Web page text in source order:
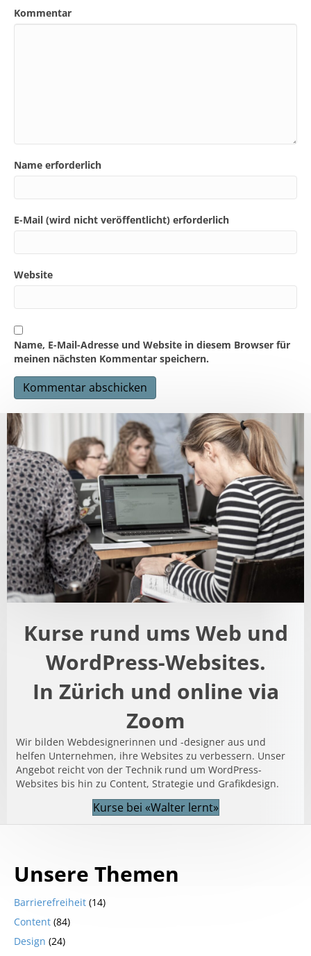
Kommentar
Name erforderlich
E-Mail (wird nicht veröffentlicht) erforderlich
Website
Name, E-Mail-Adresse und Website in diesem Browser für
meinen nächsten Kommentar speichern.
A
l
t
e
r
n
a
t
i
v
e
:
Kurse rund ums Web und
WordPress-Websites.
In Zürich und online via
Zoom
Wir bilden Webdesignerinnen und -designer aus und
helfen Unternehmen, ihre Websites zu verbessern. Unser
Angebot reicht von der Technik rund um WordPress-
Websites bis hin zu Content, Strategie und Grafikdesign.
Kurse bei «Walter lernt»
Unsere Themen
Barrierefreiheit (14)
Content (84)
Design (24)